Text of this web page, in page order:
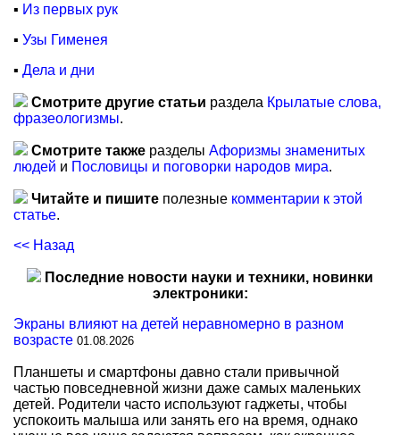
▪ Из первых рук
▪ Узы Гименея
▪ Дела и дни
Смотрите другие статьи раздела Крылатые слова,
фразеологизмы.
Смотрите также разделы Афоризмы знаменитых
людей и Пословицы и поговорки народов мира.
Читайте и пишите полезные комментарии к этой
статье.
<< Назад
Последние новости науки и техники, новинки
электроники:
Экраны влияют на детей неравномерно в разном
возрасте 01.08.2026
Планшеты и смартфоны давно стали привычной
частью повседневной жизни даже самых маленьких
детей. Родители часто используют гаджеты, чтобы
успокоить малыша или занять его на время, однако